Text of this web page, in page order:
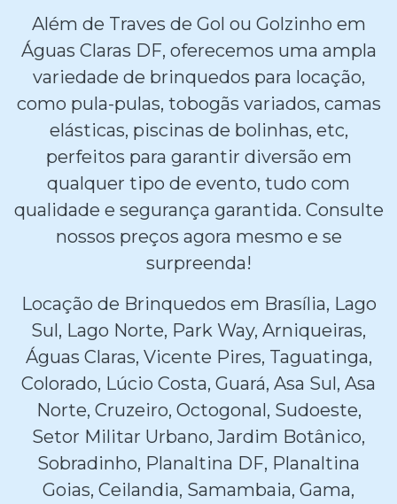
Além de Traves de Gol ou Golzinho em
Águas Claras DF, oferecemos uma ampla
variedade de brinquedos para locação,
como pula-pulas, tobogãs variados, camas
elásticas, piscinas de bolinhas, etc,
perfeitos para garantir diversão em
qualquer tipo de evento, tudo com
qualidade e segurança garantida. Consulte
nossos preços agora mesmo e se
surpreenda!
Locação de Brinquedos em Brasília, Lago
Sul, Lago Norte, Park Way, Arniqueiras,
Águas Claras, Vicente Pires, Taguatinga,
Colorado, Lúcio Costa, Guará, Asa Sul, Asa
Norte, Cruzeiro, Octogonal, Sudoeste,
Setor Militar Urbano, Jardim Botânico,
Sobradinho, Planaltina DF, Planaltina
Goias, Ceilandia, Samambaia, Gama,